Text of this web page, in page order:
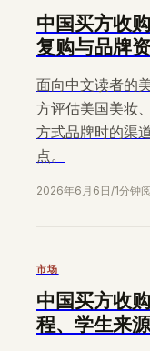
中国买方收
复购与品牌
面向中文读者的
方评估美国美妆
方式品牌时的渠
点。
2026年6月6日 /1分钟
市场
中国买方收
程、学生来